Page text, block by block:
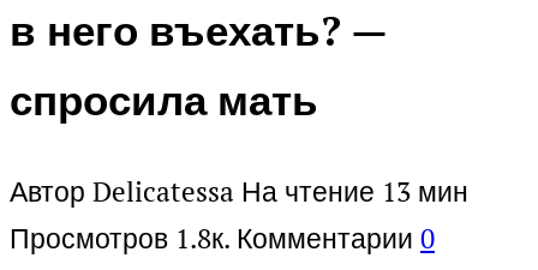
в него въехать? —
спросила мать
Автор Delicatessa На чтение 13 мин
Просмотров 1.8к. Комментарии 0